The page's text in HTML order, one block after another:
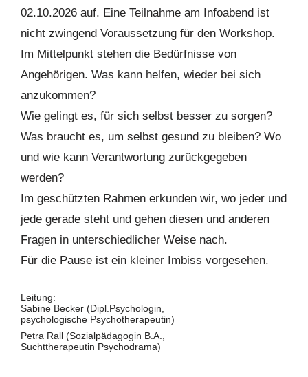
02.10.2026 auf. Eine Teilnahme am Infoabend ist
nicht zwingend Voraussetzung für den Workshop.
Im Mittelpunkt stehen die Bedürfnisse von
Angehörigen. Was kann helfen, wieder bei sich
anzukommen?
Wie gelingt es, für sich selbst besser zu sorgen?
Was braucht es, um selbst gesund zu bleiben? Wo
und wie kann Verantwortung zurückgegeben
werden?
Im geschützten Rahmen erkunden wir, wo jeder und
jede gerade steht und gehen diesen und anderen
Fragen in unterschiedlicher Weise nach.
Für die Pause ist ein kleiner Imbiss vorgesehen.
Leitung:
Sabine Becker (Dipl.Psychologin,
psychologische Psychotherapeutin)
Petra Rall (Sozialpädagogin B.A.,
Suchttherapeutin Psychodrama)